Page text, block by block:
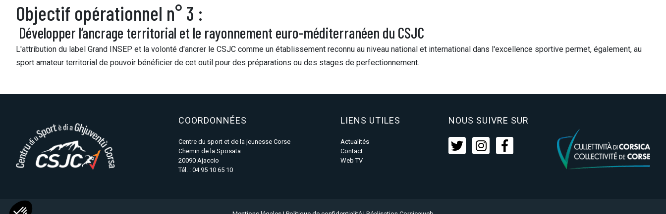
Objectif opérationnel n° 3 :
Développer l’ancrage territorial et le rayonnement euro-méditerranéen du CSJC
L'attribution du label Grand INSEP et la volonté d'ancrer le CSJC comme un établissement reconnu au niveau national et international dans l'excellence sportive permet, également, au
sport amateur territorial de pouvoir bénéficier de cet outil pour des préparations ou des stages de perfectionnement.
COORDONNÉES
Centre du sport et de la jeunesse Corse
Chemin de la Sposata
20090 Ajaccio
Tél. : 04 95 10 65 10
LIENS UTILES
Actualités
Contact
Web TV
NOUS SUIVRE SUR